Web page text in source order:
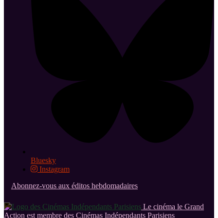
Bluesky
Instagram
Abonnez-vous aux éditos hebdomadaires
Le cinéma le Grand
Action est membre des Cinémas Indépendants Parisiens